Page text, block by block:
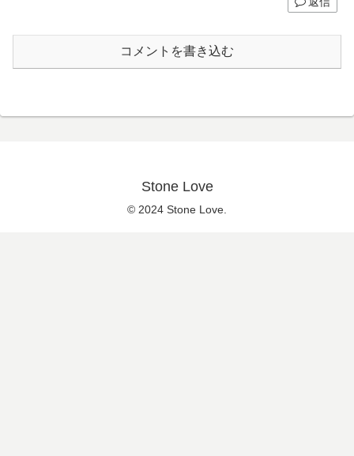
コメントを書き込む
Stone Love
© 2024 Stone Love.